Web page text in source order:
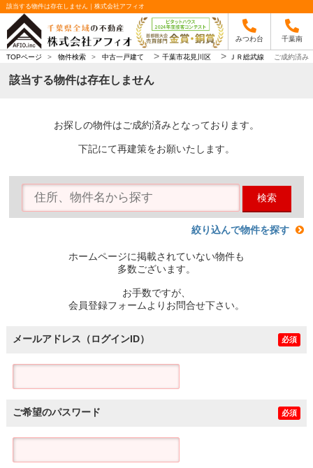
該当する物件は存在しません｜株式会社アフィオ
みつわ台 千葉南
TOPページ > 物件検索 > 中古一戸建て > 千葉市花見川区 > ＪＲ総武線 ご成約済み
該当する物件は存在しません
お探しの物件はご成約済みとなっております。
下記にて再建策をお願いたします。
検索
絞り込んで物件を探す
ホームページに掲載されていない物件も
多数ございます。
お手数ですが、
会員登録フォームよりお問合せ下さい。
メールアドレス（ログインID） 必須
ご希望のパスワード 必須